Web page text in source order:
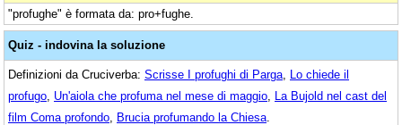
"profughe" è formata da: pro+fughe.
Quiz - indovina la soluzione
Definizioni da Cruciverba: Scrisse I profughi di Parga Lo chiede il
profugo Un'aiola che profuma nel mese di maggio La Bujold nel cast del
film Coma profondo Brucia profumando la Chiesa